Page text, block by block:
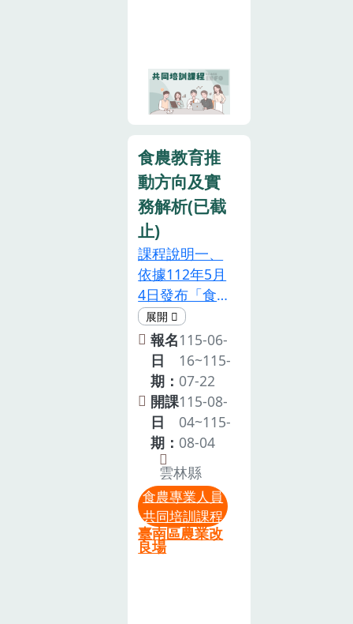
不另發紙本證
書。2. 主辦單
報名與否之權
利。3. 將依報
名順序於截止
日期後，寄送
錄取通知。4.
為尊重智慧財
產權，本課程
禁止錄影、錄
音及拍照等侵
權行為。5. 本
活動設計非屬
親子活動，囿
於現場活動空
間及設備有
限，請勿攜帶
孩童與會。6.
如果臨時有事
無法前往參
加，請盡早告
知，以利通知
址：新北市樹
林區佳園路三
段 253 號）
象：執行食農
教育業務工作
之各級學校專
任教師、代理
教師、營養
師、幹事或相
關業務組長，
每場名額 30
人(額滿為
止)。六、課程
內容1.本次培
訓課程旨在培
養食農教育推
廣的農作基礎
知能與技能，
課程表如后。
2.培訓班需全
程參與課程，
並核予相關培
訓時數6小
食農教育專業
人員資格及培
管機關指定之
食農教育專業
人員共同培訓
時數，「食農
教育推動方向
及實務解析」
課程，共計採
認5小時。注
意事項1.參加
本課程者應先
完成線上課程
「食農教育政
策與法案說
明」2 小時、
「食農教育專
業人員申請規
定與流程」1
小時，才能報
名本次培訓實
體 5 小時課
食農教育推
動方向及實
務解析(已截
止)
課程說明一、
依據112年5月
4日發布「食
農教育專業人
員資格及培訓
辦法」第2條
規定。112年
11月15日農業
部核定臺南市
之食農教育推
動計畫執行。
二、目的食農
教育專業人員
資格及培訓辦
法」第 2條規
報名
日
期：
115-06-
16~115-
07-22
開課
日
期：
115-08-
04~115-
08-04
雲林縣
食農專業人員
共同培訓課程
臺南區農業改
良場